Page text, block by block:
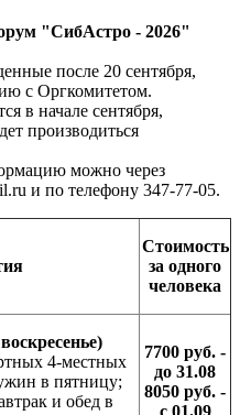
"СибАстро - 2026"
после 20 сентября,
с Оргкомитетом.
в начале сентября,
производиться
можно через
и по телефону 347-77-05.
Стоимость
за одного
человека
4-местных
в пятницу;
и обед в
7700 руб. -
до 31.08
8050 руб. -
с 01.09